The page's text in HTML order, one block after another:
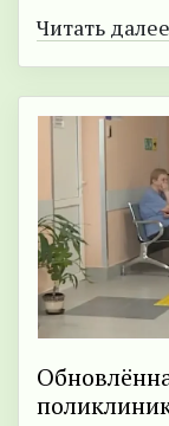
Читать далее